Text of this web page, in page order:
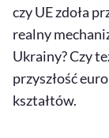
czy UE zdoła
realny
Ukrainy? Czy
przyszłość
kształtów.